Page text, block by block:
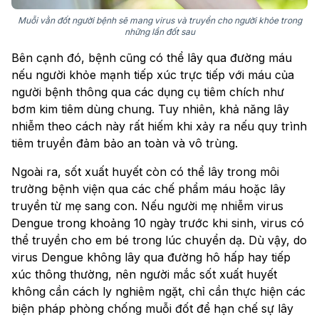
Muỗi vằn đốt người bệnh sẽ mang virus và truyền cho người khỏe trong
những lần đốt sau
Bên cạnh đó, bệnh cũng có thể lây qua đường máu
nếu người khỏe mạnh tiếp xúc trực tiếp với máu của
người bệnh thông qua các dụng cụ tiêm chích như
bơm kim tiêm dùng chung. Tuy nhiên, khả năng lây
nhiễm theo cách này rất hiếm khi xảy ra nếu quy trình
tiêm truyền đảm bảo an toàn và vô trùng.
Ngoài ra, sốt xuất huyết còn có thể lây trong môi
trường bệnh viện qua các chế phẩm máu hoặc lây
truyền từ mẹ sang con. Nếu người mẹ nhiễm virus
Dengue trong khoảng 10 ngày trước khi sinh, virus có
thể truyền cho em bé trong lúc chuyển dạ. Dù vậy, do
virus Dengue không lây qua đường hô hấp hay tiếp
xúc thông thường, nên người mắc sốt xuất huyết
không cần cách ly nghiêm ngặt, chỉ cần thực hiện các
biện pháp phòng chống muỗi đốt để hạn chế sự lây